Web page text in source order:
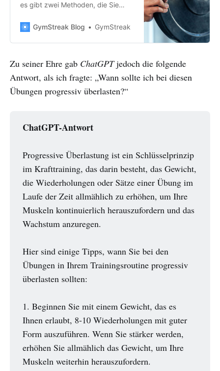
es gibt zwei Methoden, die Sie
effektiver aufzubauen: progressive
Deloading.
GymStreak Blog GymStreak
Zu seiner Ehre gab ChatGPTjedoch die folgende
Antwort, als ich fragte: „Wann sollte ich bei diesen
Übungen progressiv überlasten?“
ChatGPT-Antwort
Progressive Überlastung ist ein Schlüsselprinzip
im Krafttraining, das darin besteht, das Gewicht,
die Wiederholungen oder Sätze einer Übung im
Laufe der Zeit allmählich zu erhöhen, um Ihre
Muskeln kontinuierlich herauszufordern und das
Wachstum anzuregen.
Hier sind einige Tipps, wann Sie bei den
Übungen in Ihrem Trainingsroutine progressiv
überlasten sollten:
1. Beginnen Sie mit einem Gewicht, das es
Ihnen erlaubt, 8-10 Wiederholungen mit guter
Form auszuführen. Wenn Sie stärker werden,
erhöhen Sie allmählich das Gewicht, um Ihre
Muskeln weiterhin herauszufordern.